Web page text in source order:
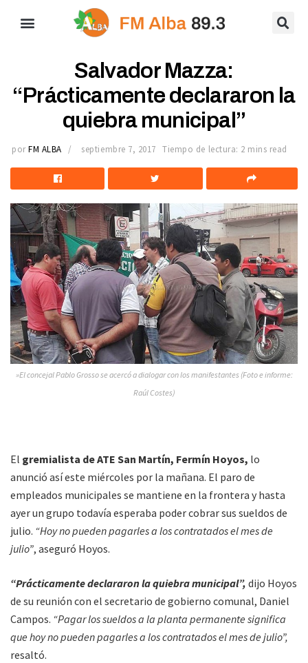
Salvador Mazza:
“Prácticamente declararon la
quiebra municipal”
por FM ALBA septiembre 7, 2017 Tiempo de lectura: 2 mins read
»El concejal Pablo Grosso se acercó a dialogar con los manifestantes (Foto e informe:
Raúl Costes)
El gremialista de ATE San Martín, Fermín Hoyos, lo
anunció así este miércoles por la mañana. El paro de
empleados municipales se mantiene en la frontera y hasta
ayer un grupo todavía esperaba poder cobrar sus sueldos de
julio. “Hoy no pueden pagarles a los contratados el mes de
julio”, aseguró Hoyos.
“Prácticamente declararon la quiebra municipal”, dijo Hoyos
de su reunión con el secretario de gobierno comunal, Daniel
Campos. “Pagar los sueldos a la planta permanente significa
que hoy no pueden pagarles a los contratados el mes de julio”,
resaltó.